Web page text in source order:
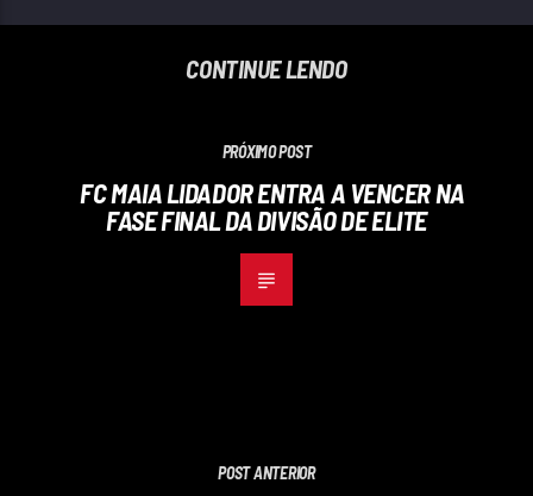
CONTINUE LENDO
PRÓXIMO POST
FC MAIA LIDADOR ENTRA A VENCER NA
FASE FINAL DA DIVISÃO DE ELITE
POST ANTERIOR